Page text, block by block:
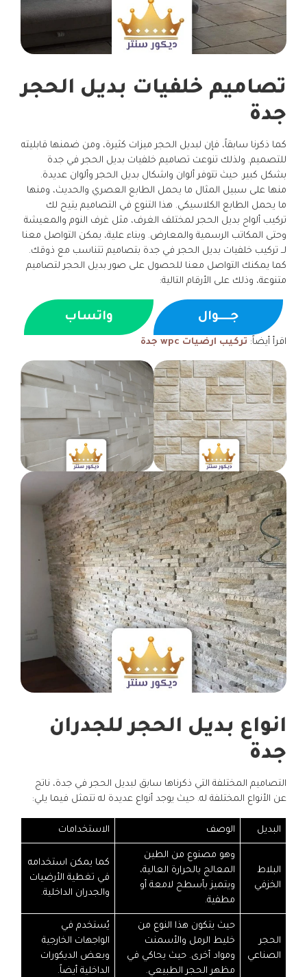
تصاميم خلفيات بديل الحجر
جدة
كما ذكرنا سابقاً، فإن لبديل الحجر ميزات كثيرة، ومن ضمنها قابليته
للتصميم. ولذلك تنوعت تصاميم خلفيات بديل الحجر في جدة
بشكل كبير. حيث تتوفر ألوان واشكال بديل الحجر وألوان عديدة.
منها على سبيل المثال ما يحمل الطابع العصري والحديث، ومنها
ما يحمل الطابع الكلاسيكي. هذا التنوع في التصاميم يتيح لك
تركيب ألواح بديل الحجر لمختلف الغرف، مثل غرف النوم والمعيشة
وحتى المكاتب الرسمية والمعارض. وبناء علية، يمكن التواصل معنا
لــ تركيب خلفيات بديل الحجر في جدة بتصاميم تتناسب مع ذوقك.
كما يمكنك التواصل معنا للحصول على صور بديل الحجر لتصاميم
متنوعة، وذلك على الأرقام التالية:
جــــوال واتساب
اقرأ أيضاً: تركيب ارضيات
انواع بديل الحجر للجدران
جدة
التصاميم المختلفة التي ذكرناها سابق لبديل الحجر في جدة، ناتج
عن الأنواع المختلفة له. حيث يوجد أنواع عديدة له تتمثل فيما يلي:
البديل الوصف الاستخدامات
البلاط
الخزفي
وهو مصنوع من الطين
المعالج بالحرارة العالية،
ويتميز بأسطح لامعة أو
مطفية.
كما يمكن استخدامه
في تغطية الأرضيات
والجدران الداخلية.
الحجر
الصناعي
حيث يتكون هذا النوع من
خليط الرمل والأسمنت
ومواد أخرى. حيث يحاكي في
مظهر الحجر الطبيعي.
يُستخدم في
الواجهات الخارجية
وبعض الديكورات
الداخلية أيضاً.